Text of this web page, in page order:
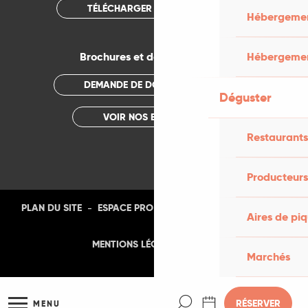
MENU
Déguster
Aires de
Marchés
RÉSERVER
Recherche
TÉLÉCHARGER L'APPLICATION
Brochures et documentations
DEMANDE DE DOCUMENTATION
VOIR NOS BROCHURES
PLAN DU SITE - ESPACE PRO
MENTIONS LÉGALES